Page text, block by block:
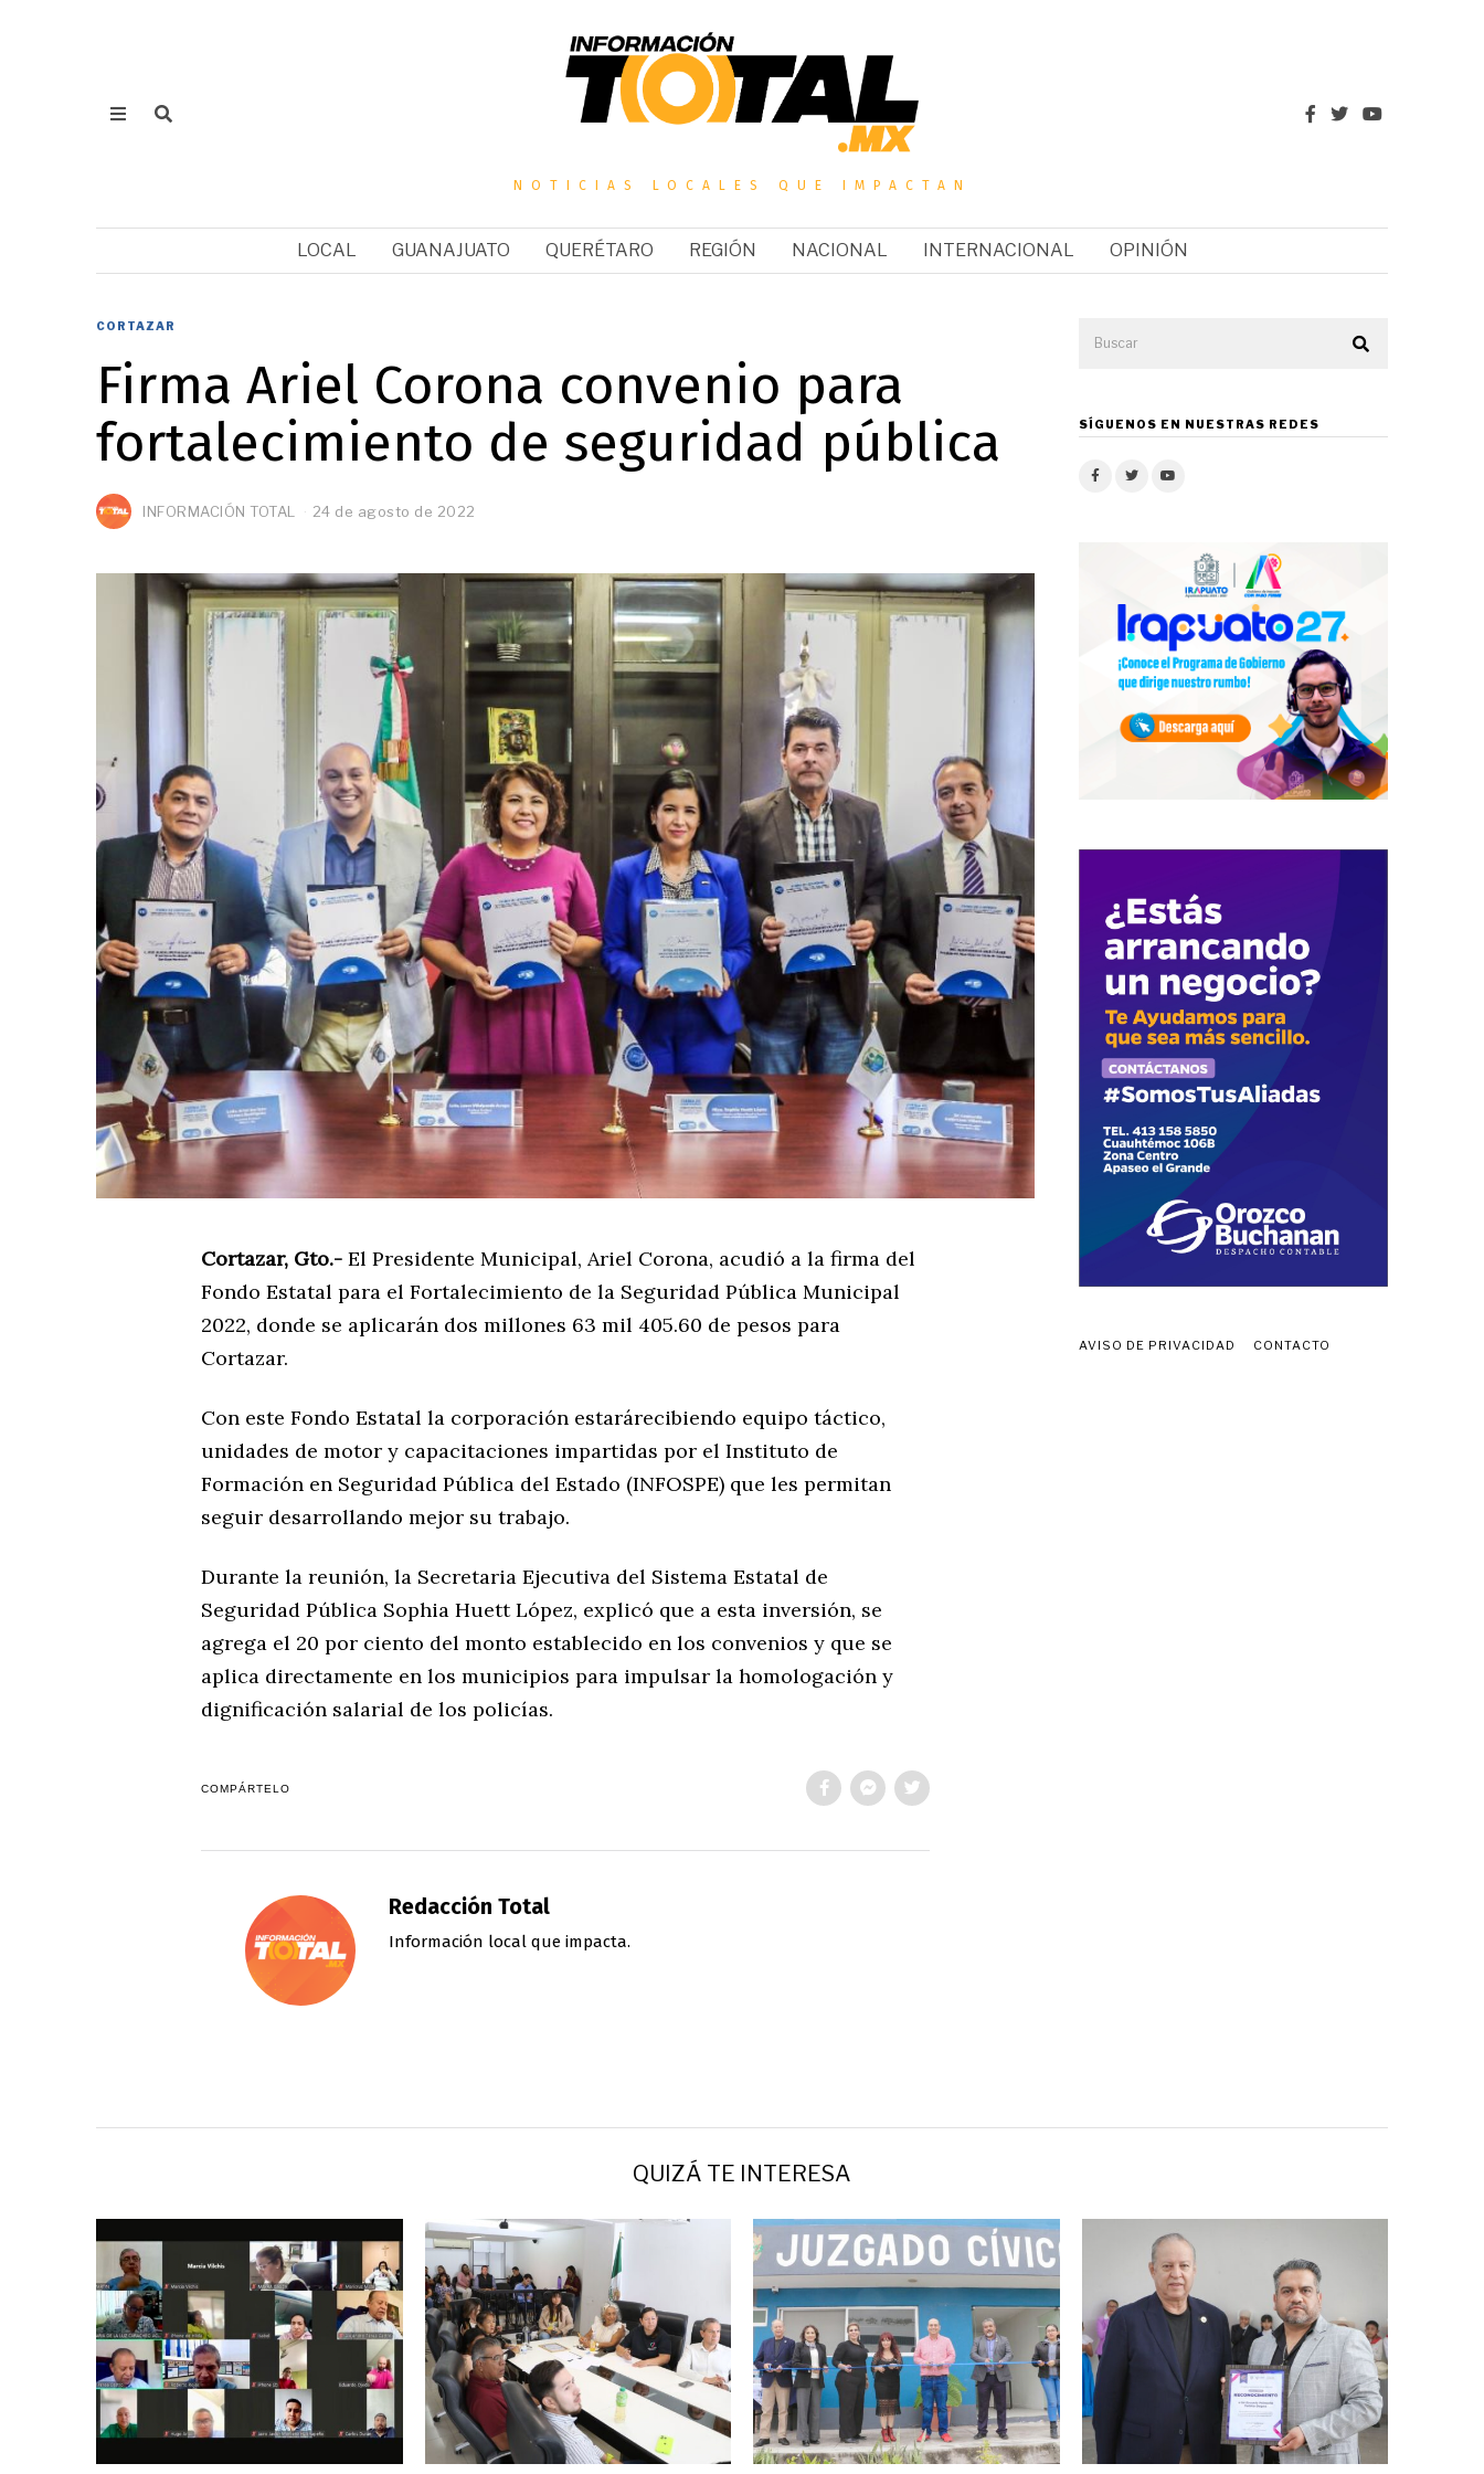
NOTICIAS LOCALES QUE IMPACTAN
LOCAL GUANAJUATO QUERÉTARO REGIÓN NACIONAL INTERNACIONAL OPINIÓN
CORTAZAR
Firma Ariel Corona convenio para
fortalecimiento de seguridad pública
INFORMACIÓN TOTAL 24 de agosto de 2022
Cortazar, Gto.- El Presidente Municipal, Ariel Corona, acudió a la firma del
Fondo Estatal para el Fortalecimiento de la Seguridad Pública Municipal
2022, donde se aplicarán dos millones 63 mil 405.60 de pesos para
Cortazar.
Con este Fondo Estatal la corporación estarárecibiendo equipo táctico,
unidades de motor y capacitaciones impartidas por el Instituto de
Formación en Seguridad Pública del Estado (INFOSPE) que les permitan
seguir desarrollando mejor su trabajo.
Durante la reunión, la Secretaria Ejecutiva del Sistema Estatal de
Seguridad Pública Sophia Huett López, explicó que a esta inversión, se
agrega el 20 por ciento del monto establecido en los convenios y que se
aplica directamente en los municipios para impulsar la homologación y
dignificación salarial de los policías.
COMPÁRTELO
Redacción Total
Información local que impacta.
SÍGUENOS EN NUESTRAS REDES
AVISO DE PRIVACIDAD CONTACTO
QUIZÁ TE INTERESA